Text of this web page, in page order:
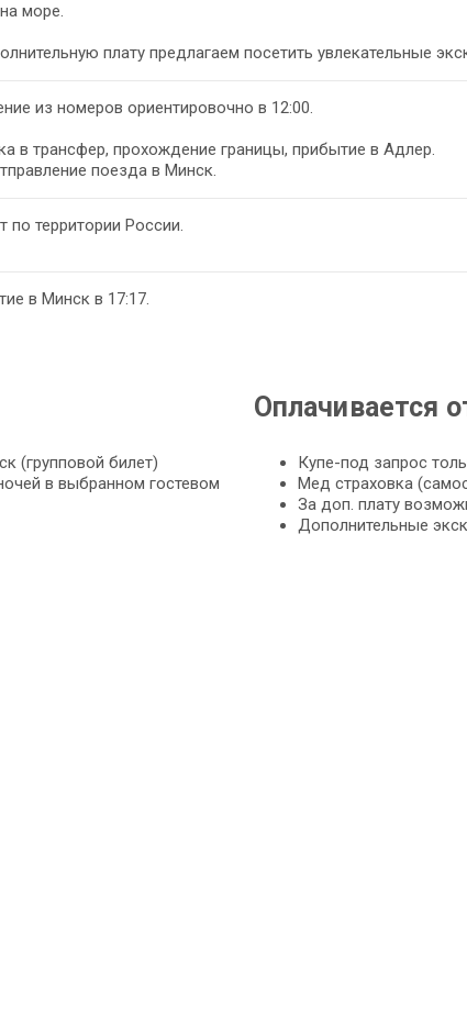
море.
плату предлагаем посетить увлекательные
из номеров ориентировочно в 12:00.
в трансфер, прохождение границы, прибытие в Адлер.
поезда в Минск.
по территории России.
в Минск в 17:17.
(групповой билет)
в выбранном гостевом
Оплачивается
Купе-под запрос
Мед страховка
За доп. плату
Дополнительные